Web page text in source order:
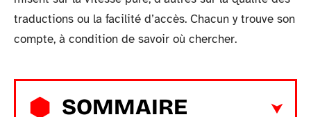
traductions ou la facilité d’accès. Chacun y trouve son
compte, à condition de savoir où chercher.
SOMMAIRE